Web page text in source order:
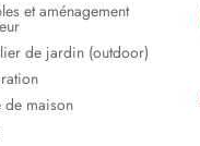
et aménagement
de jardin (outdoor)
de maison